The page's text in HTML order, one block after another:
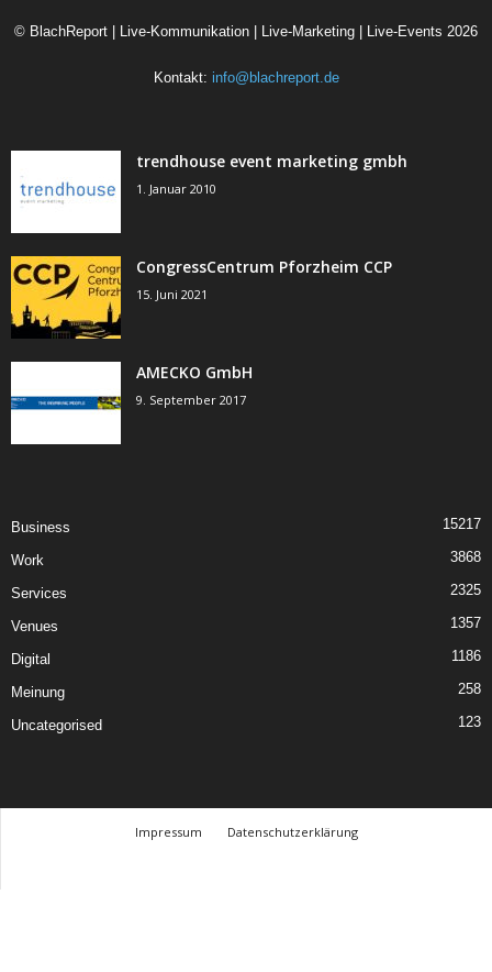
© BlachReport | Live-Kommunikation | Live-Marketing | Live-Events 2026
Kontakt: info@blachreport.de
trendhouse event marketing gmbh
1. Januar 2010
CongressCentrum Pforzheim CCP
15. Juni 2021
AMECKO GmbH
9. September 2017
Business 15217
Work 3868
Services 2325
Venues 1357
Digital 1186
Meinung 258
Uncategorised 123
Impressum
Datenschutzerklärung